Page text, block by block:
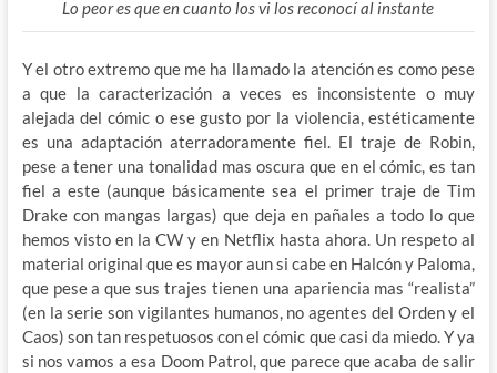
Lo peor es que en cuanto los vi los reconocí al instante
Y el otro extremo que me ha llamado la atención es como pese
a que la caracterización a veces es inconsistente o muy
alejada del cómic o ese gusto por la violencia, estéticamente
es una adaptación aterradoramente fiel. El traje de Robin,
pese a tener una tonalidad mas oscura que en el cómic, es tan
fiel a este (aunque básicamente sea el primer traje de Tim
Drake con mangas largas) que deja en pañales a todo lo que
hemos visto en la CW y en Netflix hasta ahora. Un respeto al
material original que es mayor aun si cabe en Halcón y Paloma,
que pese a que sus trajes tienen una apariencia mas “realista”
(en la serie son vigilantes humanos, no agentes del Orden y el
Caos) son tan respetuosos con el cómic que casi da miedo. Y ya
si nos vamos a esa Doom Patrol, que parece que acaba de salir